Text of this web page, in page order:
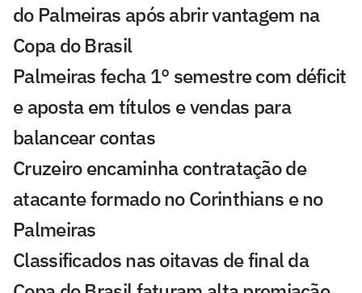
do Palmeiras após abrir vantagem na
Copa do Brasil
Palmeiras fecha 1° semestre com déficit
e aposta em títulos e vendas para
balancear contas
Cruzeiro encaminha contratação de
atacante formado no Corinthians e no
Palmeiras
Classificados nas oitavas de final da